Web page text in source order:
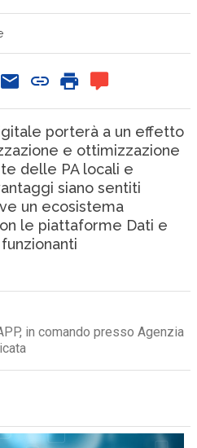
porterà a un effetto
e ottimizzazione
delle PA locali e
siano sentiti
un ecosistema
le piattaforme Dati e
in comando presso Agenzia